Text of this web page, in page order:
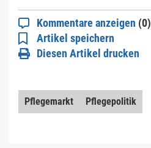
Kommentare anzeigen (0)
Artikel speichern
Diesen Artikel drucken
Pflegemarkt Pflegepolitik